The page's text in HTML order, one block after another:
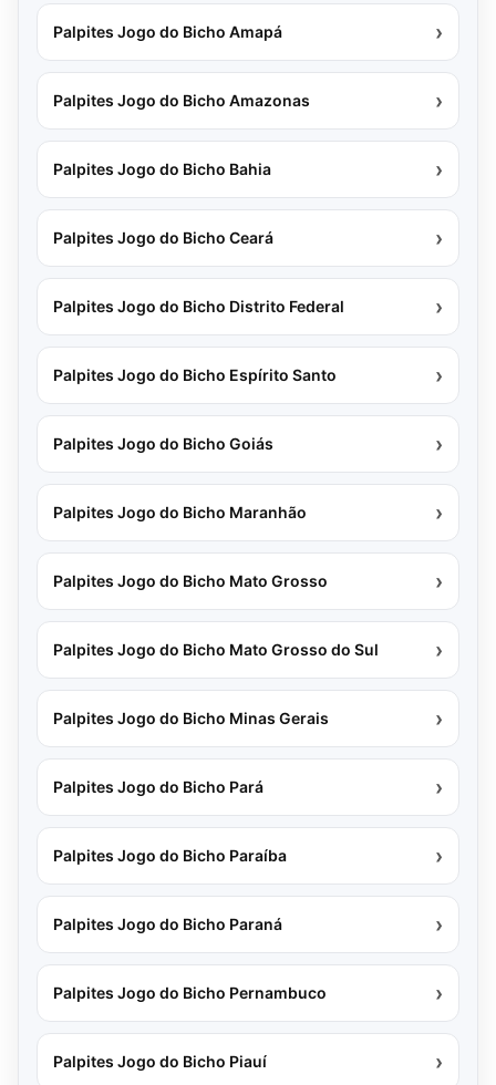
Palpites Jogo do Bicho Amapá ›
Palpites Jogo do Bicho Amazonas ›
Palpites Jogo do Bicho Bahia ›
Palpites Jogo do Bicho Ceará ›
Palpites Jogo do Bicho Distrito Federal ›
Palpites Jogo do Bicho Espírito Santo ›
Palpites Jogo do Bicho Goiás ›
Palpites Jogo do Bicho Maranhão ›
Palpites Jogo do Bicho Mato Grosso ›
Palpites Jogo do Bicho Mato Grosso do Sul ›
Palpites Jogo do Bicho Minas Gerais ›
Palpites Jogo do Bicho Pará ›
Palpites Jogo do Bicho Paraíba ›
Palpites Jogo do Bicho Paraná ›
Palpites Jogo do Bicho Pernambuco ›
Palpites Jogo do Bicho Piauí ›